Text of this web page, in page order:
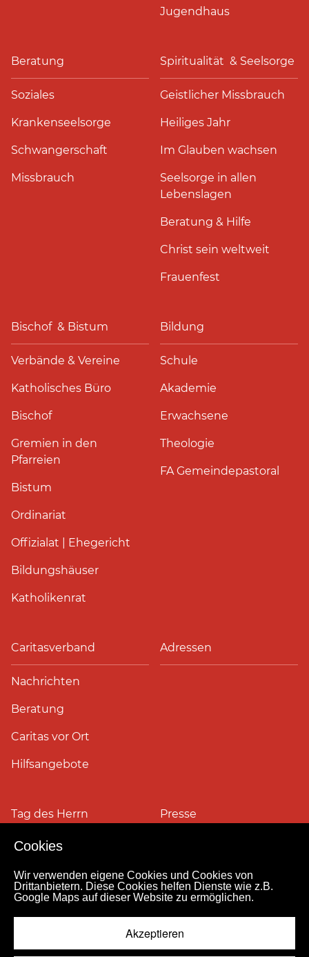
Cookies
Wir verwenden eigene Cookies und Cookies von
Drittanbietern. Diese Cookies helfen Dienste wie z.B.
Google Maps auf dieser Website zu ermöglichen.
Akzeptieren
Jugendhaus
Beratung
Soziales
Krankenseelsorge
Schwangerschaft
Missbrauch
Spiritualität & Seelsorge
Geistlicher Missbrauch
Heiliges Jahr
Im Glauben wachsen
Seelsorge in allen
Lebenslagen
Beratung & Hilfe
Christ sein weltweit
Frauenfest
Bischof & Bistum
Verbände & Vereine
Katholisches Büro
Bischof
Gremien in den
Pfarreien
Bistum
Ordinariat
Offizialat | Ehegericht
Bildungshäuser
Katholikenrat
Bildung
Schule
Akademie
Erwachsene
Theologie
FA Gemeindepastoral
Caritasverband
Nachrichten
Beratung
Caritas vor Ort
Hilfsangebote
Adressen
Tag des Herrn Presse
Impressum